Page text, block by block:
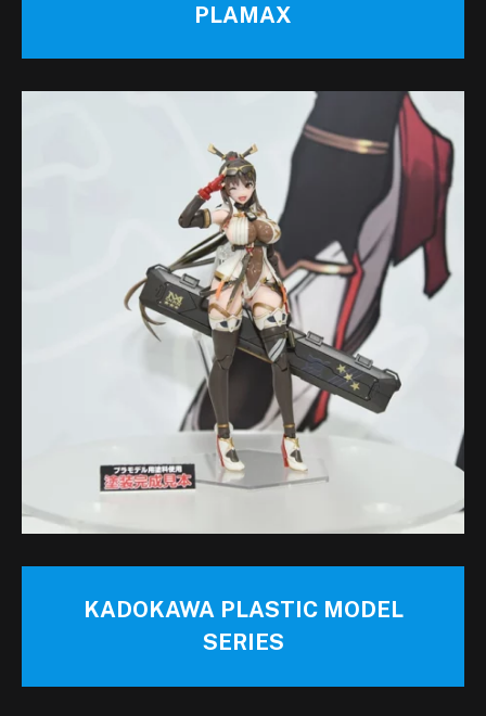
PLAMAX
KADOKAWA PLASTIC MODEL
SERIES